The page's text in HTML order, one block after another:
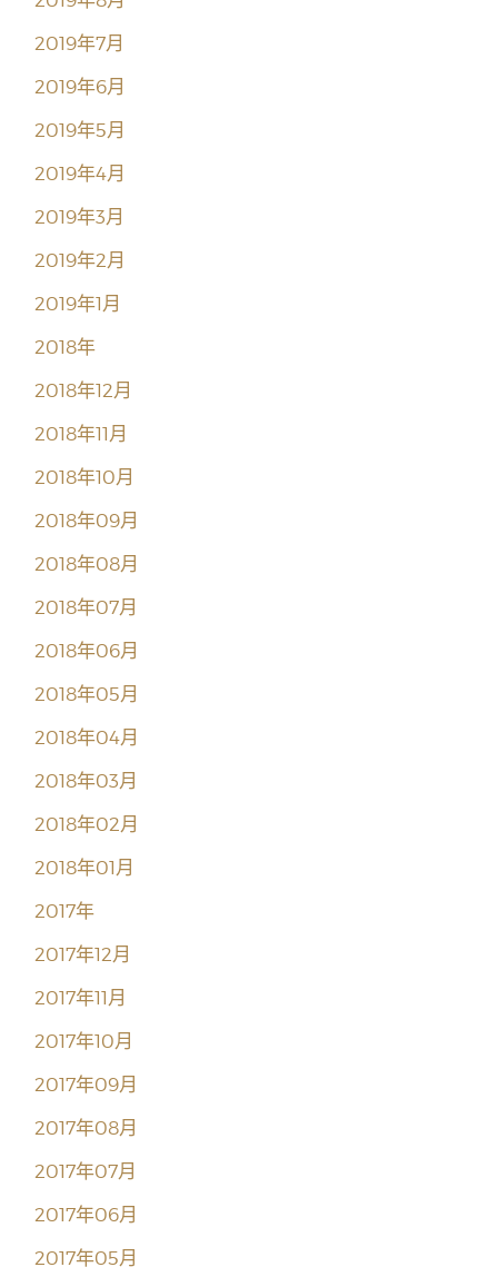
2019年7月
2019年6月
2019年5月
2019年4月
2019年3月
2019年2月
2019年1月
2018年
2018年12月
2018年11月
2018年10月
2018年09月
2018年08月
2018年07月
2018年06月
2018年05月
2018年04月
2018年03月
2018年02月
2018年01月
2017年
2017年12月
2017年11月
2017年10月
2017年09月
2017年08月
2017年07月
2017年06月
2017年05月